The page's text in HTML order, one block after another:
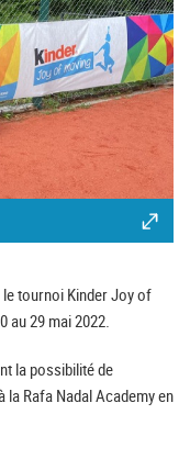
tournoi Kinder Joy of
au 29 mai 2022.
la possibilité de
Rafa Nadal Academy en